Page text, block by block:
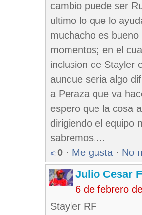
cambio puede ser
ultimo lo que lo
muchacho es
momentos; en el
inclusion de Stayler
aunque seria algo
a Peraza que va
espero que la cosa
dirigiendo el equipo
sabremos....
0 · Me gusta · No
Julio Cesar
6 de febrero
Stayler RF